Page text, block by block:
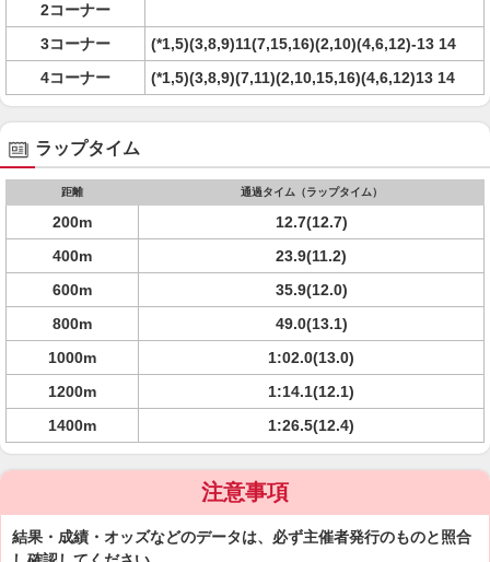
2コーナー
3コーナー
(*1,5)(3,8,9)11(7,15,16)(2,10)(4,6,12)-13 14
4コーナー
(*1,5)(3,8,9)(7,11)(2,10,15,16)(4,6,12)13 14
ラップタイム
距離 通過タイム（ラップタイム）
200m
12.7(12.7)
400m
23.9(11.2)
600m
35.9(12.0)
800m
49.0(13.1)
1000m
1:02.0(13.0)
1200m
1:14.1(12.1)
1400m
1:26.5(12.4)
注意事項
結果・成績・オッズなどのデータは、必ず主催者発行のものと照合